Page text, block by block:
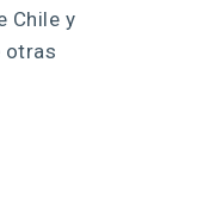
Chile y
otras